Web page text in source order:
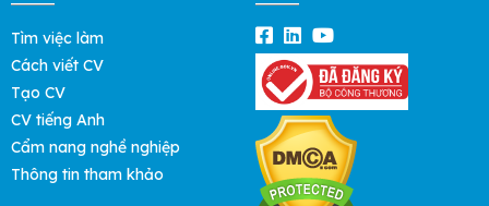
Tìm việc làm
Cách viết CV
Tạo CV
CV tiếng Anh
Cẩm nang nghề nghiệp
Thông tin tham khảo